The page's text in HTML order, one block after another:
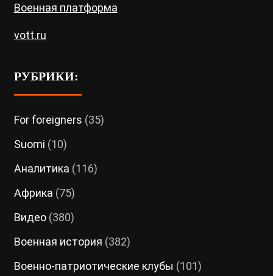
Военная платформа
vott.ru
РУБРИКИ:
For foreigners (35)
Suomi (10)
Аналитика (116)
Африка (75)
Видео(380)
Военная история (382)
Военно-патриотические клубы (101)